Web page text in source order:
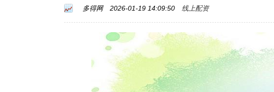
多得网 2026-01-19 14:09:50 线上配资